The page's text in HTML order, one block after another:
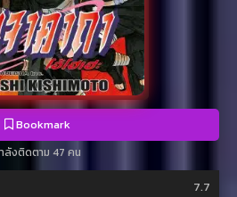
Bookmark
ลังติดตาม 47 คน
7.7